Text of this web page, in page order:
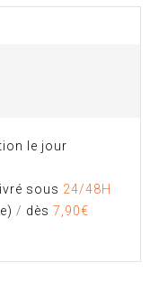
le jour
livré sous 24/48H
/ dès 7,90€